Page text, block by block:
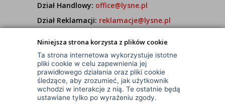
Niniejsza strona korzysta z plików cookie
Ta strona internetowa wykorzystuje istotne
pliki cookie w celu zapewnienia jej
prawidłowego działania oraz pliki cookie
śledzące, aby zrozumieć, jak użytkownik
wchodzi w interakcje z nią. Te ostatnie będą
ustawiane tylko po wyrażeniu zgody.
Dział Handlowy: office@lysne.pl
Dział Reklamacji: reklamacje@lysne.pl
7:00 - 15:00